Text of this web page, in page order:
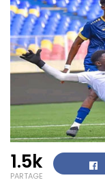
1.5k
PARTAGE